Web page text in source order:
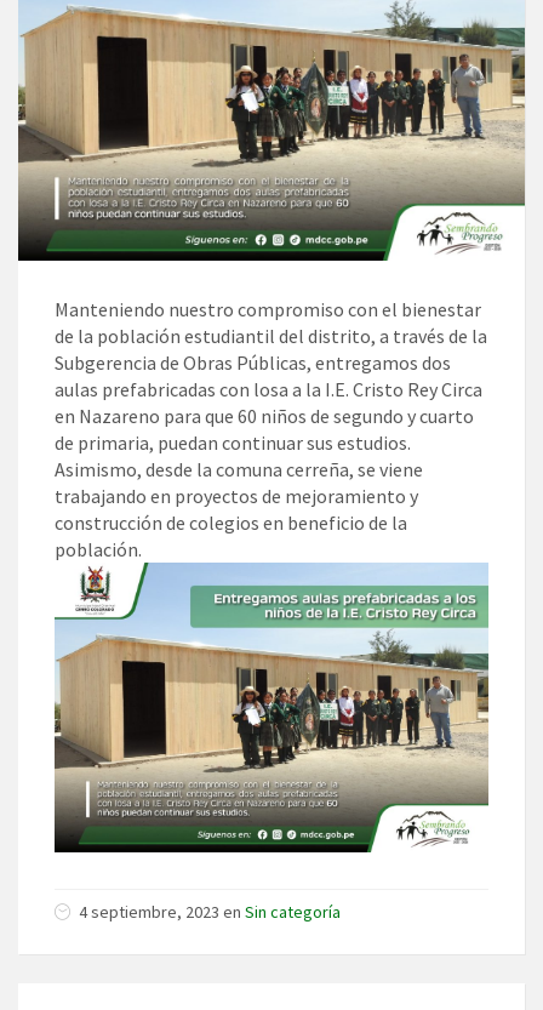
Manteniendo nuestro compromiso con el bienestar
de la población estudiantil del distrito, a través de la
Subgerencia de Obras Públicas, entregamos dos
aulas prefabricadas con losa a la I.E. Cristo Rey Circa
en Nazareno para que 60 niños de segundo y cuarto
de primaria, puedan continuar sus estudios.
Asimismo, desde la comuna cerreña, se viene
trabajando en proyectos de mejoramiento y
construcción de colegios en beneficio de la
población.
4 septiembre, 2023 en Sin categoría